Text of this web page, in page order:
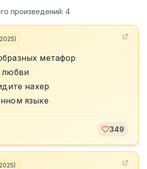
произведений: 4
)
метафор
любви
нахер
языке
349
)